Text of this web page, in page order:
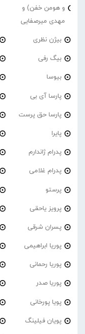
و هومن خفن) و
مهدی میرصفایی
بیژن نظری
بیگ رفی
بیوسا
پارسا آی بی
پارسا حق پرست
پایرا
پدرام ژاندارم
پدرام غلامی
پرستو
پرویز یاحقی
پسران شرقی
پوریا ابراهیمی
پوریا رحمانی
پوریا صدر
پویا پورخانی
پویان فیلینگ